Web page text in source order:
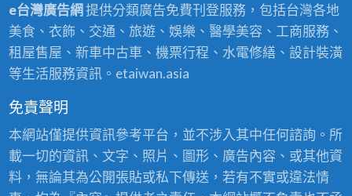
e台灣廣告網提供分類廣告免費刊登服務，包括台灣各地
美食、衣飾、交通、旅遊、娛樂、醫學美容、工商服務、
租屋售屋、新車中古車、機票行程、水電修繕、設計裝潢
等生活服務資訊。etaiwan.asia
免責聲明
本網站僅提供資訊參考平台，並不涉入其中任何諮詢。所
載一切的資訊、文字、照片、圖形、廣告內容、或其他資
料，無論其為公開張貼或私下傳送，若有不實或違法情